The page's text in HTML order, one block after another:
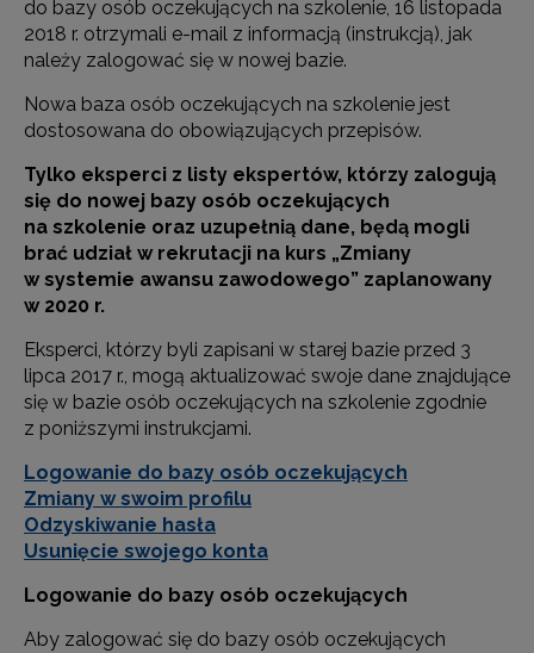
do bazy osób oczekujących na szkolenie, 16 listopada
2018 r. otrzymali e-mail z informacją (instrukcją), jak
należy zalogować się w nowej bazie.
Nowa baza osób oczekujących na szkolenie jest
dostosowana do obowiązujących przepisów.
Tylko eksperci z listy ekspertów, którzy zalogują
się do nowej bazy osób oczekujących
na szkolenie oraz uzupełnią dane, będą mogli
brać udział w rekrutacji na kurs „Zmiany
w systemie awansu zawodowego” zaplanowany
w 2020 r.
Eksperci, którzy byli zapisani w starej bazie przed 3
lipca 2017 r., mogą aktualizować swoje dane znajdujące
się w bazie osób oczekujących na szkolenie zgodnie
z poniższymi instrukcjami.
Logowanie do bazy osób oczekujących
Zmiany w swoim profilu
Odzyskiwanie hasła
Usunięcie swojego konta
Logowanie do bazy osób oczekujących
Aby zalogować się do bazy osób oczekujących